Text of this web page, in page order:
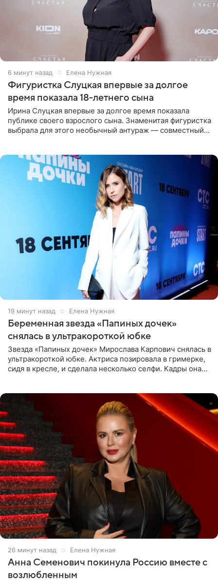
6 минут назад Елена Нужная
Фигуристка Слуцкая впервые за долгое
время показала 18-летнего сына
Ирина Слуцкая впервые за долгое время показала
публике своего взрослого сына. Знаменитая фигуристка
выбрала для этого необычный антураж — совместный
19 минут назад Елена Нужная
Беременная звезда «Папиных дочек»
снялась в ультракороткой юбке
Звезда «Папиных дочек» Мирослава Карпович снялась в
ультракороткой юбке. Актриса позировала в гримерке,
сидя в кресле, и сделала несколько селфи. Кадры она
26 минут назад Елена Нужная
Анна Семенович покинула Россию вместе с
возлюбленным